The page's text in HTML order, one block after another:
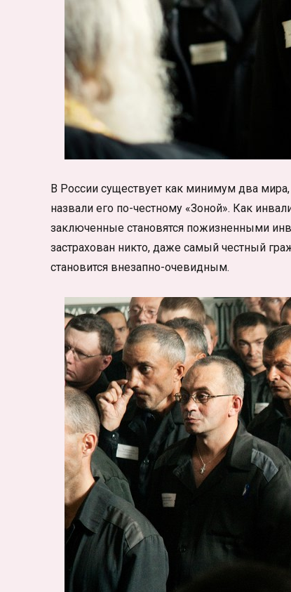
В России существует как минимум два
назвали его по-честному «Зоной». Как
заключенные становятся пожизненными
застрахован никто, даже самый честный
становится внезапно-очевидным.